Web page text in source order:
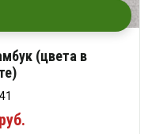
(цвета в